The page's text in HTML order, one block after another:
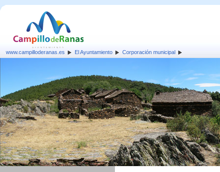
www.campilloderanas.es El Ayuntamiento Corporación municipal